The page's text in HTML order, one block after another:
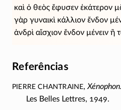
καὶ ὁ θεὸς ἔφυσεν ἑκάτερον
γὰρ γυναικὶ κάλλιον ἔνδον
ἀνδρὶ αἴσχιον ἔνδον μένειν ἢ
Referências
Pierre Chantraine,
Les Belles Lettres, 1949.